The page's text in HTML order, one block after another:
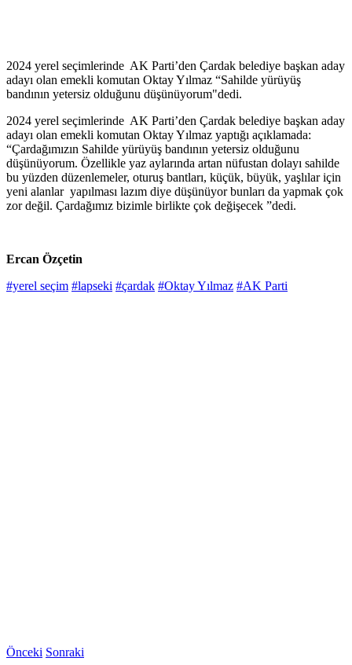
2024 yerel seçimlerinde AK Parti’den Çardak belediye başkan aday
adayı olan emekli komutan Oktay Yılmaz “Sahilde yürüyüş
bandının yetersiz olduğunu düşünüyorum"dedi.
2024 yerel seçimlerinde AK Parti’den Çardak belediye başkan aday
adayı olan emekli komutan Oktay Yılmaz yaptığı açıklamada:
“Çardağımızın Sahilde yürüyüş bandının yetersiz olduğunu
düşünüyorum. Özellikle yaz aylarında artan nüfustan dolayı sahilde
bu yüzden düzenlemeler, oturuş bantları, küçük, büyük, yaşlılar için
yeni alanlar yapılması lazım diye düşünüyor bunları da yapmak çok
zor değil. Çardağımız bizimle birlikte çok değişecek ”dedi.
Ercan Özçetin
#yerel seçim #lapseki #çardak #Oktay Yılmaz #AK Parti
Önceki Sonraki